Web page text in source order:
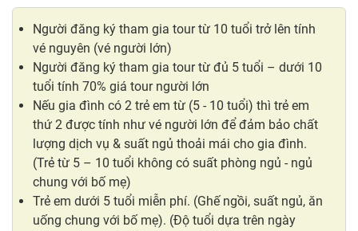
Người đăng ký tham gia tour từ 10 tuổi trở lên tính
vé nguyên (vé người lớn)
Người đăng ký tham gia tour từ đủ 5 tuổi – dưới 10
tuổi tính 70% giá tour người lớn
Nếu gia đình có 2 trẻ em từ (5 - 10 tuổi) thì trẻ em
thứ 2 được tính như vé người lớn để đảm bảo chất
lượng dịch vụ & suất ngủ thoải mái cho gia đình.
(Trẻ từ 5 – 10 tuổi không có suất phòng ngủ - ngủ
chung với bố mẹ)
Trẻ em dưới 5 tuổi miễn phí. (Ghế ngồi, suất ngủ, ăn
uống chung với bố mẹ). (Độ tuổi dựa trên ngày